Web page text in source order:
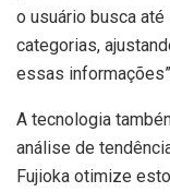
o usuário busca
categorias,
essas
A tecnologia
análise de
Fujioka otimize